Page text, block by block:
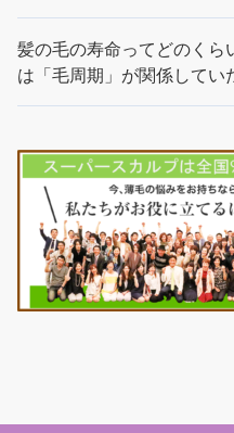
髪の毛の寿命ってどのくら
は「毛周期」が関係してい